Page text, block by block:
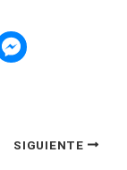
SIGUIENTE